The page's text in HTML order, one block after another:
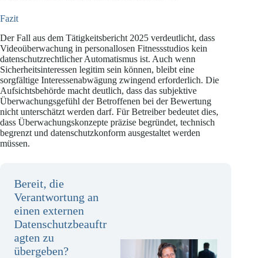
Fazit
Der Fall aus dem Tätigkeitsbericht 2025 verdeutlicht, dass
Videoüberwachung in personallosen Fitnessstudios kein
datenschutzrechtlicher Automatismus ist. Auch wenn
Sicherheitsinteressen legitim sein können, bleibt eine
sorgfältige Interessenabwägung zwingend erforderlich. Die
Aufsichtsbehörde macht deutlich, dass das subjektive
Überwachungsgefühl der Betroffenen bei der Bewertung
nicht unterschätzt werden darf. Für Betreiber bedeutet dies,
dass Überwachungskonzepte präzise begründet, technisch
begrenzt und datenschutzkonform ausgestaltet werden
müssen.
Bereit, die
Verantwortung an
einen externen
Datenschutzbeauftr
agten zu
übergeben?